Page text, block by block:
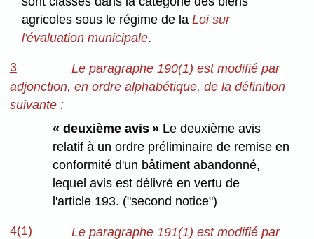
agricoles sous le régime de laLoi sur
l'évaluation municipale.
3
Le paragraphe 190(1) est modifié par
adjonction, en ordre alphabétique, de la définition
suivante :
« deuxième avis » Le deuxième avis
relatif à un ordre préliminaire de remise en
conformité d'un bâtiment abandonné,
lequel avis est délivré en vertu de
l'article 193. ("second notice")
4(1)
Le paragraphe 191(1) est modifié par